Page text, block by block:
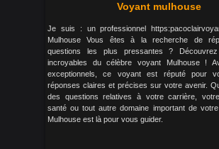
Voyant mulhouse
Je suis : un professionnel
Mulhouse Vous êtes à la recherche de
questions les plus pressantes ?
incroyables du célèbre voyant Mulhouse !
exceptionnels, ce voyant est réputé pour
réponses claires et précises sur votre avenir.
des questions relatives à votre carrière,
santé ou tout autre domaine important de
Mulhouse est là pour vous guider.